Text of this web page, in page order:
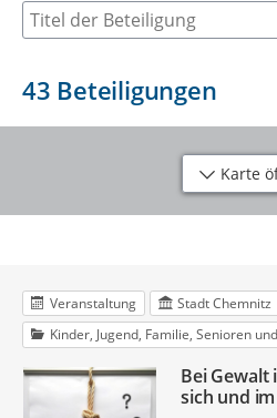
Suche nach Beteiligung
43 Beteiligungen
Karte
Veranstaltung
Stadt Chemnitz
Kinder, Jugend, Familie, Senioren
Bei Gewalt
sich und